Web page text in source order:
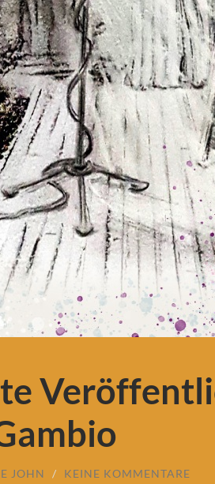
JOHN / KEINE KOMMENTARE